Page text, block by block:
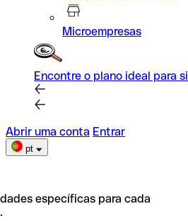
Microempresas
Encontre o plano ideal para si
Abrir uma conta Entrar
pt
específicas para cada